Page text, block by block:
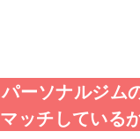
パーソナルジム
ッチしている